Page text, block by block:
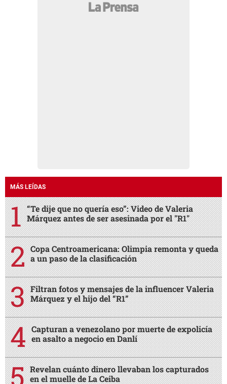
MÁS LEÍDAS
“Te dije que no quería eso”: Video de Valeria
Márquez antes de ser asesinada por el "R1"
Copa Centroamericana: Olimpia remonta y queda
a un paso de la clasificación
Filtran fotos y mensajes de la influencer Valeria
Márquez y el hijo del “R1”
Capturan a venezolano por muerte de expolicía
en asalto a negocio en Danlí
Revelan cuánto dinero llevaban los capturados
en el muelle de La Ceiba